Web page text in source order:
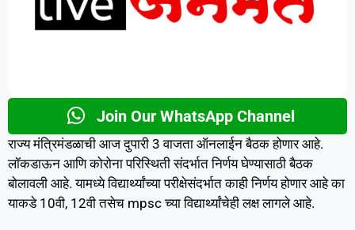
Join Our WhatsApp Channel
राज्य मंत्रिमंडळाची आज दुपारी 3 वाजता ऑनलाईन बैठक होणार आहे.
लॉकडाऊन आणि कोरोना परिस्थिती संदर्भात निर्णय घेण्यासाठी बैठक
बोलावली आहे. यामध्ये विद्यार्थ्यांच्या परीक्षेसंदर्भात काही निर्णय होणार आहे का
याकडे 10वी, 12वी तसेच mpsc च्या विद्यार्थ्यांचेही लक्ष लागले आहे.